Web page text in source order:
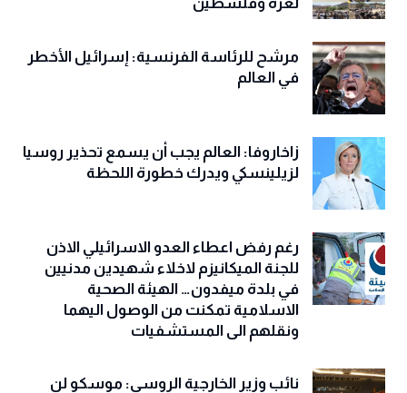
مرشح للرئاسة الفرنسية: إسرائيل الأخطر
في العالم
زاخاروفا: العالم يجب أن يسمع تحذير روسيا
لزيلينسكي ويدرك خطورة اللحظة
رغم رفض اعطاء العدو الاسرائيلي الاذن
للجنة الميكانيزم لاخلاء شهيدين مدنيين
في بلدة ميفدون… الهيئة الصحية
الاسلامية تمكنت من الوصول اليهما
ونقلهم الى المستشفيات
نائب وزير الخارجية الروسي: موسكو لن